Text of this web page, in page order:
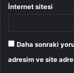
İnternet sitesi
Daha sonraki
adresim ve site